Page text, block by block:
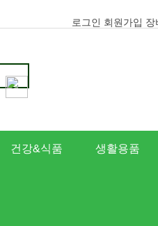
로그인 회원가입 장
건강&식품 생활용품